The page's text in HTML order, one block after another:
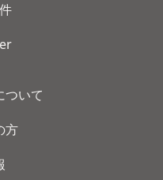
ついて
方